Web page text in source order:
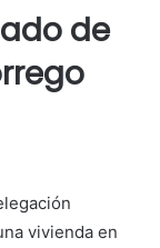
de
vivienda en